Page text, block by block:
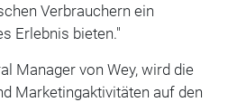
Verbrauchern ein
Erlebnis bieten."
Manager von Wey, wird die
Marketingaktivitäten auf den